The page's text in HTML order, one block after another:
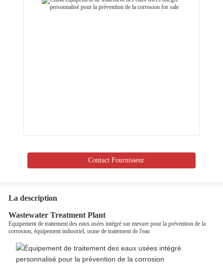
Contact Fournisseur
La description
Wastewater Treatment Plant
Équipement de traitement des eaux usées intégré sur mesure pour la prévention de la
corrosion, équipement industriel, usine de traitement de l'eau